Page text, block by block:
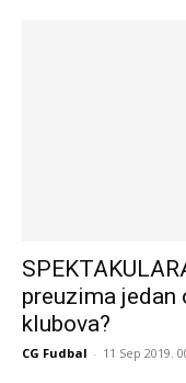
preuzima jedan
klubova?
CG Fudbal - 11 Sep 2019.